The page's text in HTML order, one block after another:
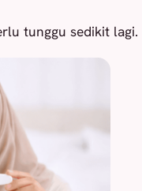
tunggu sedikit lagi.